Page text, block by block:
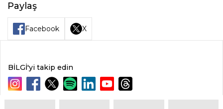
Paylaş
Facebook X
BİLGİ'yi takip edin